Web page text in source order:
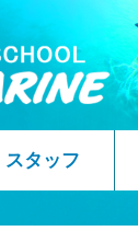
スタッフ